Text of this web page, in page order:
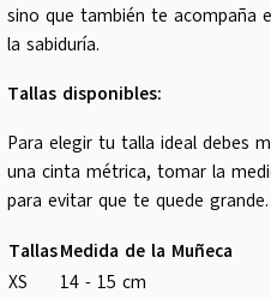
sino que también te acompaña
la sabiduría.
Tallas disponibles:
Para elegir tu talla ideal debes
una cinta métrica, tomar la
para evitar que te quede grande.
TallasMedida de la Muñeca
XS
14 - 15 cm